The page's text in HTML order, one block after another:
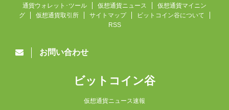
通貨ウォレット･ツール
仮想通貨ニュース
仮想通貨マイニン
グ
仮想通貨取引所 サイトマップ
ビットコイン谷について
RSS
お問い合わせ
ビットコイン谷
仮想通貨ニュース速報